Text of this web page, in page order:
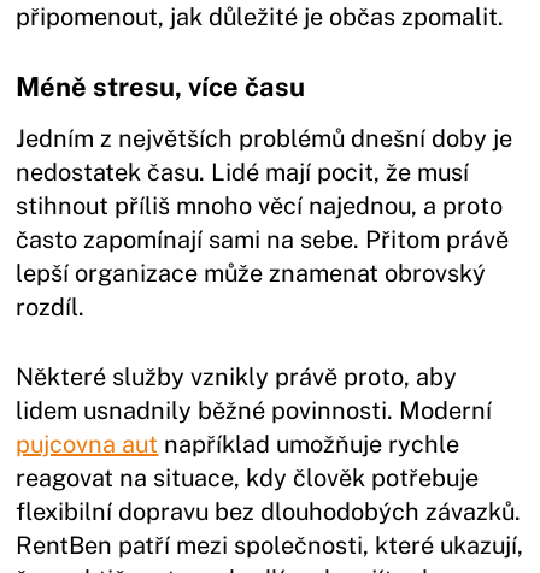
připomenout, jak důležité je občas zpomalit.
Méně stresu, více času
Jedním z největších problémů dnešní doby je
nedostatek času. Lidé mají pocit, že musí
stihnout příliš mnoho věcí najednou, a proto
často zapomínají sami na sebe. Přitom právě
lepší organizace může znamenat obrovský
rozdíl.
Některé služby vznikly právě proto, aby
lidem usnadnily běžné povinnosti. Moderní
pujcovna aut například umožňuje rychle
reagovat na situace, kdy člověk potřebuje
flexibilní dopravu bez dlouhodobých závazků.
RentBen patří mezi společnosti, které ukazují,